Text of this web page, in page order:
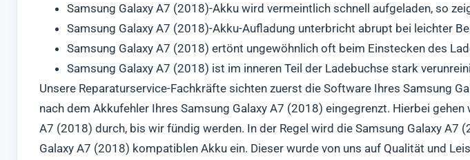
Samsung Galaxy A7 (2018)-Akku wird vermeintlich schnell aufgeladen, so
Samsung Galaxy A7 (2018)-Akku-Aufladung unterbricht abrupt bei leichter
Samsung Galaxy A7 (2018) ertönt ungewöhnlich oft beim Einstecken des
Samsung Galaxy A7 (2018) ist im inneren Teil der Ladebuchse stark
Unsere Reparaturservice-Fachkräfte sichten zuerst die Software Ihres Samsung
nach dem Akkufehler Ihres Samsung Galaxy A7 (2018) eingegrenzt. Hierbei
A7 (2018) durch, bis wir fündig werden. In der Regel wird die Samsung Galaxy
Galaxy A7 (2018) kompatiblen Akku ein. Dieser wurde von uns auf Qualität und